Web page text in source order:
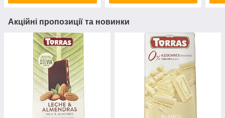
Акційні пропозиції та новинки